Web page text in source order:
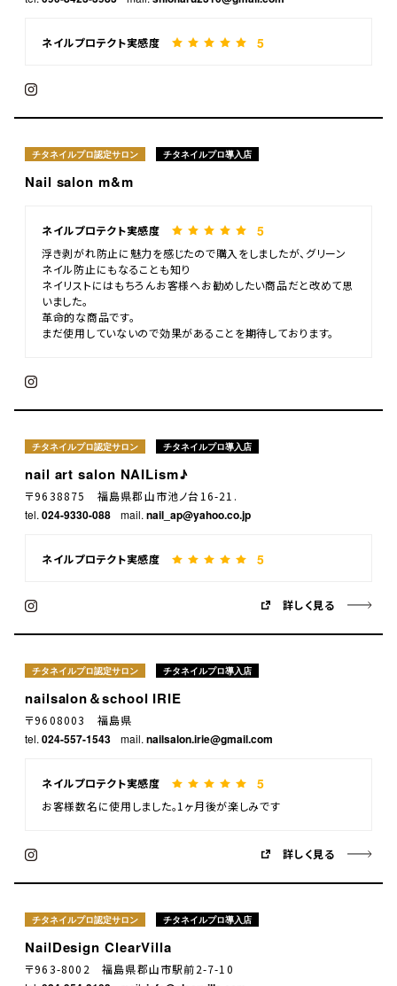
ネイルプロテクト実感度 5
チタネイルプロ認定サロン チタネイルプロ導入店
Nail salon m&m
ネイルプロテクト実感度 5
浮き剥がれ防止に魅力を感じたので購入をしましたが、グリーン
ネイル防止にもなることも知り
ネイリストにはもちろんお客様へお勧めしたい商品だと改めて思
いました。
革命的な商品です。
まだ使用していないので効果があることを期待しております。
チタネイルプロ認定サロン チタネイルプロ導入店
nail art salon NAILism♪
〒9638875 福島県郡山市池ノ台16-21.
tel. 024-9330-088 mail. nail_ap@yahoo.co.jp
ネイルプロテクト実感度 5
詳しく見る
チタネイルプロ認定サロン チタネイルプロ導入店
nailsalon＆school IRIE
〒9608003 福島県
tel. 024-557-1543 mail. nailsalon.irie@gmail.com
ネイルプロテクト実感度 5
お客様数名に使用しました。1ヶ月後が楽しみです
詳しく見る
チタネイルプロ認定サロン チタネイルプロ導入店
NailDesign ClearVilla
〒963-8002 福島県郡山市駅前2-7-10